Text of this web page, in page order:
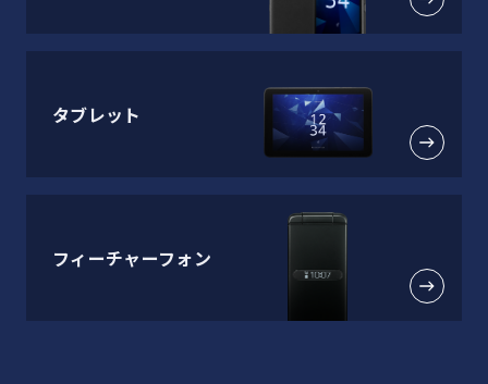
タブレット
フィーチャーフォン